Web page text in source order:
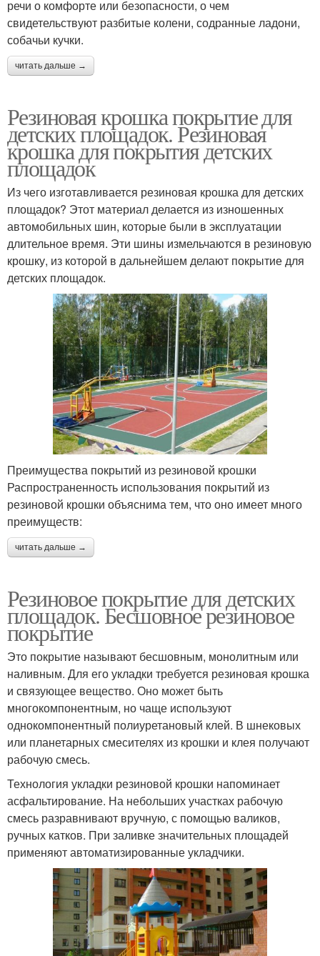
речи о комфорте или безопасности, о чем
свидетельствуют разбитые колени, содранные ладони,
собачьи кучки.
читать дальше →
Резиновая крошка покрытие для
детских площадок. Резиновая
крошка для покрытия детских
площадок
Из чего изготавливается резиновая крошка для детских
площадок? Этот материал делается из изношенных
автомобильных шин, которые были в эксплуатации
длительное время. Эти шины измельчаются в резиновую
крошку, из которой в дальнейшем делают покрытие для
детских площадок.
Преимущества покрытий из резиновой крошки
Распространенность использования покрытий из
резиновой крошки объяснима тем, что оно имеет много
преимуществ:
читать дальше →
Резиновое покрытие для детских
площадок. Бесшовное резиновое
покрытие
Это покрытие называют бесшовным, монолитным или
наливным. Для его укладки требуется резиновая крошка
и связующее вещество. Оно может быть
многокомпонентным, но чаще используют
однокомпонентный полиуретановый клей. В шнековых
или планетарных смесителях из крошки и клея получают
рабочую смесь.
Технология укладки резиновой крошки напоминает
асфальтирование. На небольших участках рабочую
смесь разравнивают вручную, с помощью валиков,
ручных катков. При заливке значительных площадей
применяют автоматизированные укладчики.